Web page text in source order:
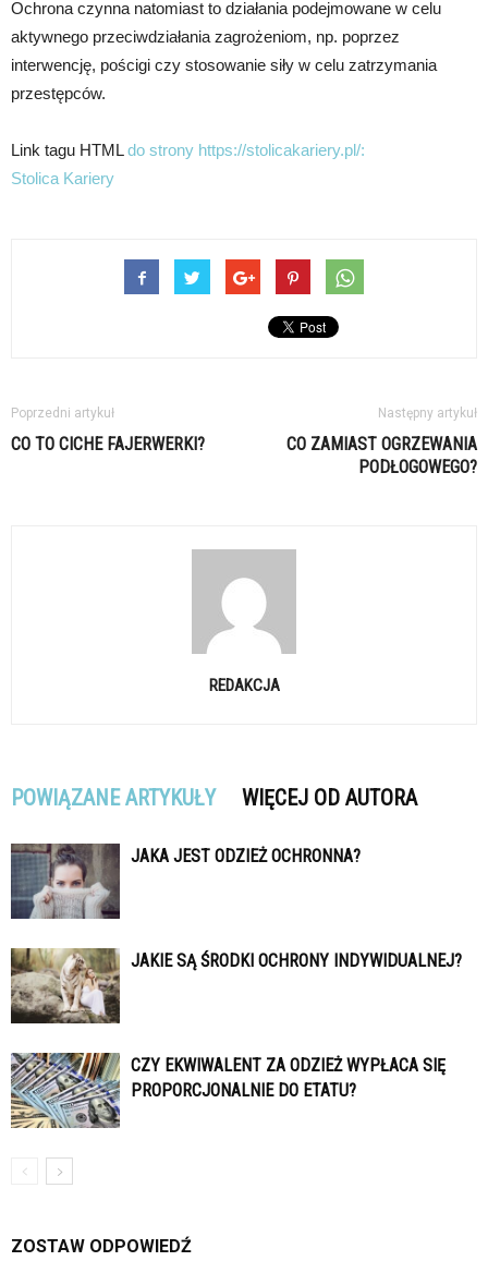
Ochrona czynna natomiast to działania podejmowane w celu
aktywnego przeciwdziałania zagrożeniom, np. poprzez
interwencję, pościgi czy stosowanie siły w celu zatrzymania
przestępców.
Link tagu HTMLdo strony https://stolicakariery.pl/:
Stolica Kariery
Poprzedni artykuł
CO TO CICHE FAJERWERKI?
Następny artykuł
CO ZAMIAST OGRZEWANIA
PODŁOGOWEGO?
REDAKCJA
POWIĄZANE ARTYKUŁY WIĘCEJ OD AUTORA
JAKA JEST ODZIEŻ OCHRONNA?
JAKIE SĄ ŚRODKI OCHRONY INDYWIDUALNEJ?
CZY EKWIWALENT ZA ODZIEŻ WYPŁACA SIĘ
PROPORCJONALNIE DO ETATU?
ZOSTAW ODPOWIEDŹ